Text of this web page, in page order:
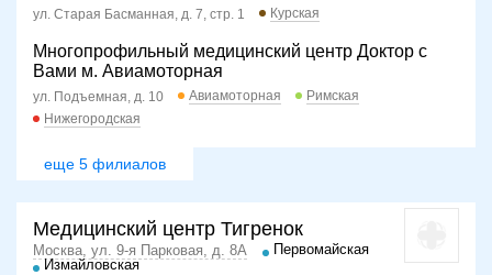
ул. Старая Басманная, д. 7, стр. 1 Курская
Многопрофильный медицинский центр Доктор с
Вами м. Авиамоторная
ул. Подъемная, д. 10 Авиамоторная
Римская
Нижегородская
еще 5 филиалов
Медицинский центр Тигренок
Москва, ул. 9-я Парковая, д. 8А
Первомайская
Измайловская